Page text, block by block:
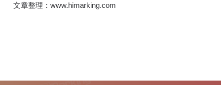
文章整理：www.himarking.com